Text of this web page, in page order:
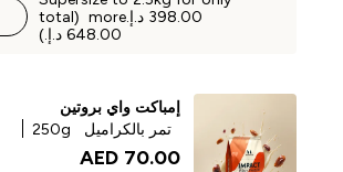
‏398.00 د.إ.‏‎ more (total
إمباكت واي بروتين
تمر بالكراميل
250g
70.00 AED‎